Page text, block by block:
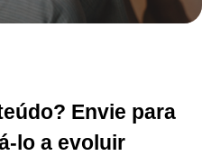
Envie para
lo a evoluir